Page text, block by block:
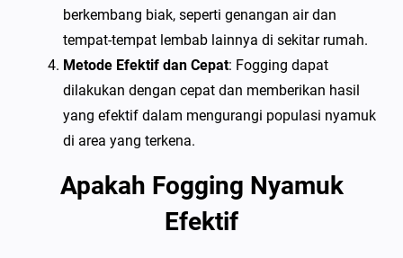
berkembang biak, seperti genangan air dan
tempat-tempat lembab lainnya di sekitar rumah.
Metode Efektif dan Cepat: Fogging dapat
dilakukan dengan cepat dan memberikan hasil
yang efektif dalam mengurangi populasi nyamuk
di area yang terkena.
Apakah Fogging Nyamuk
Efektif